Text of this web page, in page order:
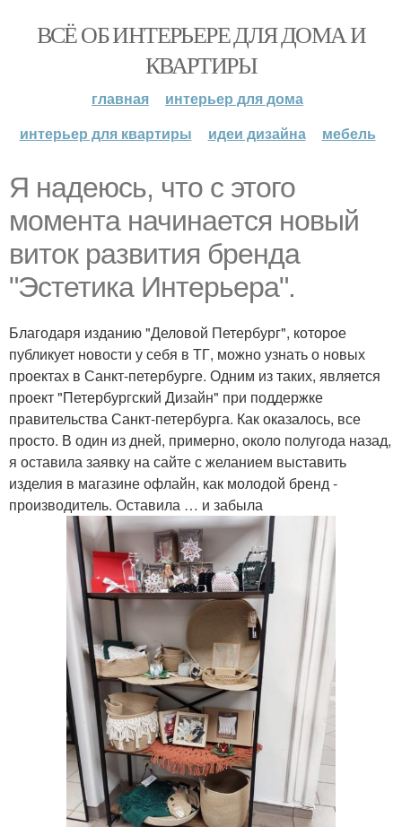
ВСЁ ОБ ИНТЕРЬЕРЕ ДЛЯ ДОМА И
КВАРТИРЫ
главная
интерьер для дома
интерьер для квартиры
идеи дизайна мебель
Я надеюсь, что с этого
момента начинается новый
виток развития бренда
"Эстетика Интерьера".
Благодаря изданию "Деловой Петербург", которое
публикует новости у себя в ТГ, можно узнать о новых
проектах в Санкт-петербурге. Одним из таких, является
проект "Петербургский Дизайн" при поддержке
правительства Санкт-петербурга. Как оказалось, все
просто. В один из дней, примерно, около полугода назад,
я оставила заявку на сайте с желанием выставить
изделия в магазине офлайн, как молодой бренд -
производитель. Оставила … и забыла